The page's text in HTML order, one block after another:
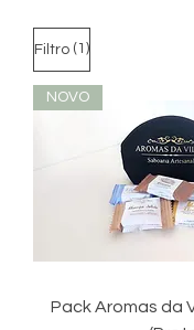
Filtro (1)
NOVO
Pack Aromas da